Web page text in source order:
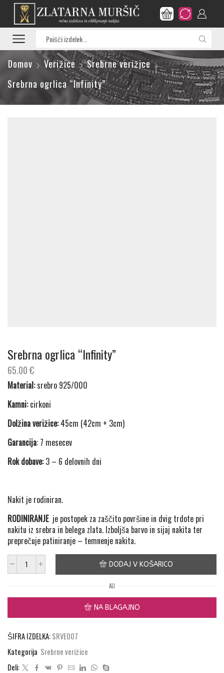
input
Domov Verižice
Srebrne verižice
Srebrna ogrlica “Infinity”
Srebrna ogrlica “Infinity”
65.00€
Material:srebro 925/000
Kamni:cirkoni
Dolžina verižice:45cm (42cm + 3cm)
Garancija: 7 mesecev
Rok dobave:3 – 6 delovnih dni
Nakit je rodiniran.
RODINIRANJEje postopek za zaščito površine in dvig trdote pri
nakitu iz srebra in belega zlata. Izboljša barvo in sijaj nakita ter
preprečuje patiniranje – temnenje nakita.
Srebrna
DODAJ V KOŠARICO
ALI
NA BLAGAJNO
ŠIFRA IZDELKA:SRVE007
Kategorija Srebrne verižice
Deli: